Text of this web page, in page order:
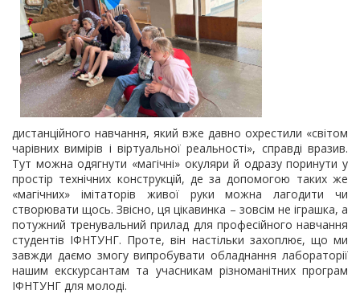
дистанційного навчання, який вже давно охрестили «світом
чарівних вимірів і віртуальної реальності», справді вразив.
Тут можна одягнути «магічні» окуляри й одразу поринути у
простір технічних конструкцій, де за допомогою таких же
«магічних» імітаторів живої руки можна лагодити чи
створювати щось. Звісно, ця цікавинка – зовсім не іграшка, а
потужний тренувальний прилад для професійного навчання
студентів ІФНТУНГ. Проте, він настільки захоплює, що ми
завжди даємо змогу випробувати обладнання лабораторії
нашим екскурсантам та учасникам різноманітних програм
ІФНТУНГ для молоді.